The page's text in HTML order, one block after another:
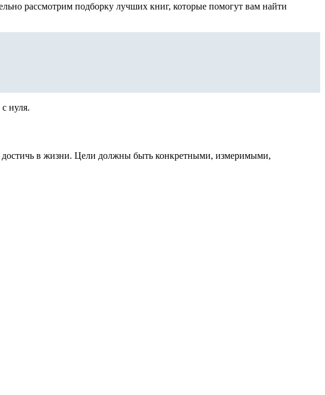
рассмотрим подборку лучших книг, которые помогут вам найти
нуля.
достичь в жизни. Цели должны быть конкретными, измеримыми,